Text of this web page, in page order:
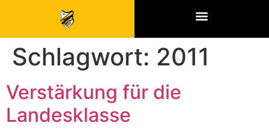
Schlagwort: 2011
Verstärkung für die
Landesklasse